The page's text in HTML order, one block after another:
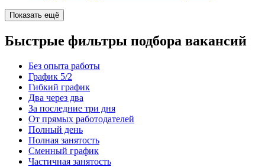
Показать ещё
Быстрые фильтры подбора вакансий
Без опыта работы
График 5/2
Гибкий график
Два через два
За последние три дня
От прямых работодателей
Полный день
Полная занятость
Сменный график
Частичная занятость